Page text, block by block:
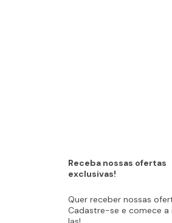
Receba nossas ofertas
exclusivas!
Quer receber nossas
Cadastre-se e comece a